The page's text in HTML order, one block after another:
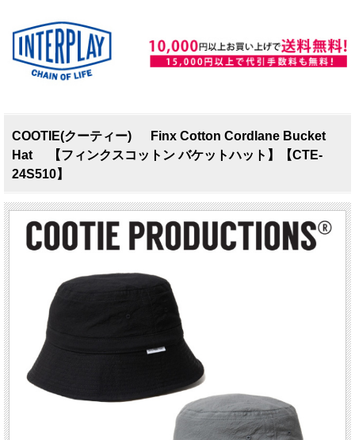
COOTIE(クーティー) Finx Cotton Cordlane Bucket
Hat 【フィンクスコットン バケットハット】【CTE-
24S510】